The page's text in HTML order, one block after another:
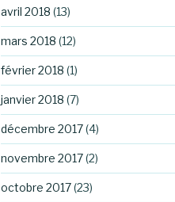
avril 2018 (13)
mars 2018 (12)
février 2018 (1)
janvier 2018 (7)
décembre 2017(4)
novembre 2017(2)
octobre 2017(23)